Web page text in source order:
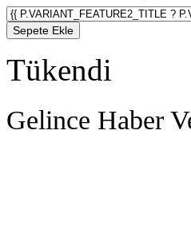
Sepete Ekle
Tükendi
Gelince Haber